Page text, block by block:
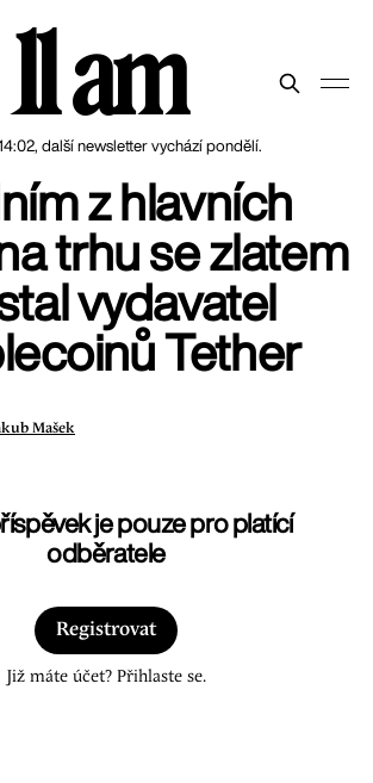
další newsletter vychází pondělí.
11 am
z hlavních
trhu se zlatem
vydavatel
Tether
Mašek
je pouze pro platící
odběratele
Registrovat
Již máte účet? Přihlaste se.